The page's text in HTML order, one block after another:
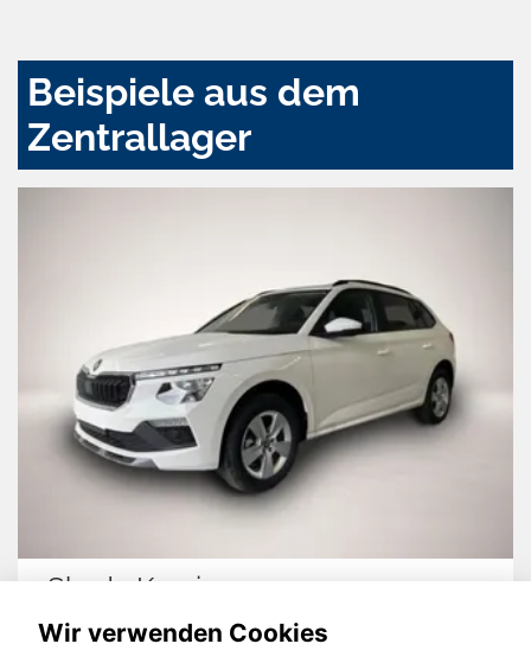
Beispiele aus dem
Zentrallager
Skoda Karoq
Wir verwenden Cookies